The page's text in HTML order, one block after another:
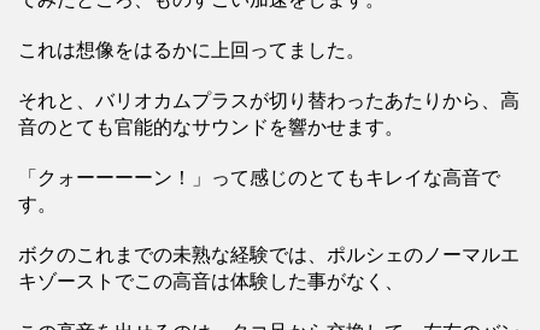
これは想像をはるかに上回ってました。
それと、バリオカムプラスが切り替わったあたりから、高
音のとても官能的なサウンドを響かせます。
「クォーーーーン！」って感じのとてもキレイな高音で
す。
ボクのこれまでの未熟な経験では、ポルシェのノーマルエ
キゾーストでこの高音は体験した事がなく、